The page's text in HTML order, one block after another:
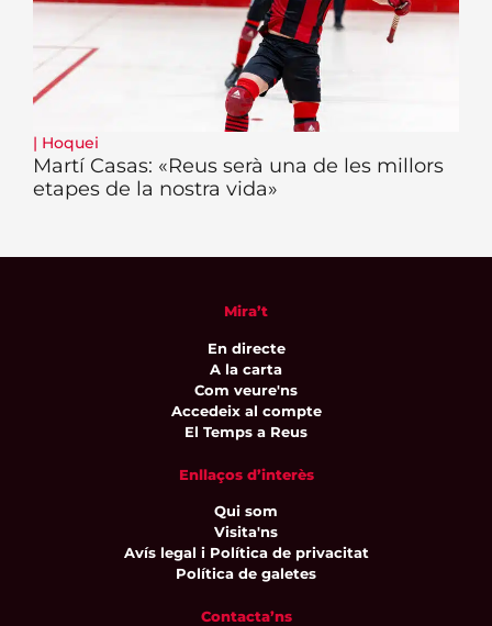
| Hoquei
Martí Casas: «Reus serà una de les millors
etapes de la nostra vida»
Mira’t
En directe
A la carta
Com veure'ns
Accedeix al compte
El Temps a Reus
Enllaços d’interès
Qui som
Visita'ns
Avís legal i Política de privacitat
Política de galetes
Contacta’ns